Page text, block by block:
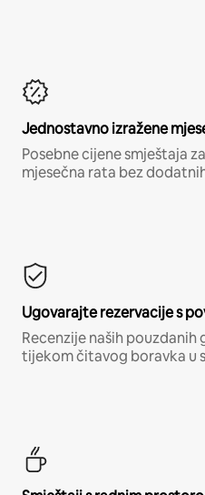
Jednostavno izražene
Posebne cijene smještaja
mjesečna rata bez
Ugovarajte rezervacije s
Recenzije naših pouzdanih
tijekom čitavog boravka u